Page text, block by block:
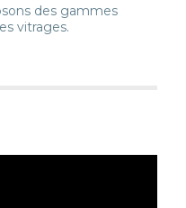
des gammes
vitrages.